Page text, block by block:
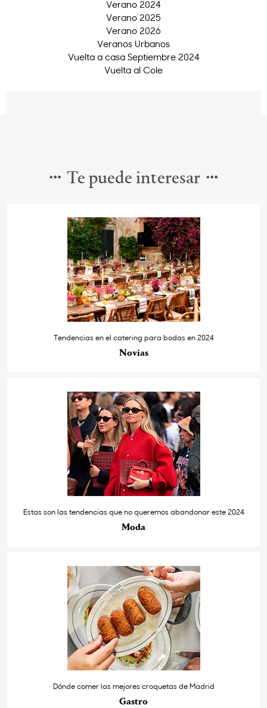
Verano 2024
Verano 2025
Verano 2026
Veranos Urbanos
Vuelta a casa Septiembre 2024
Vuelta al Cole
Te puede interesar
Tendencias en el catering para bodas en 2024
Novias
Estas son las tendencias que no queremos abandonar este 2024
Moda
Dónde comer las mejores croquetas de Madrid
Gastro